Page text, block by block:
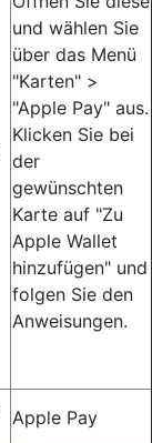
und wählen Sie
über das Menü
"Karten" >
"Apple Pay" aus.
Klicken Sie bei
der
gewünschten
Karte auf "Zu
Apple Wallet
hinzufügen" und
folgen Sie den
Anweisungen.
Apple Pay